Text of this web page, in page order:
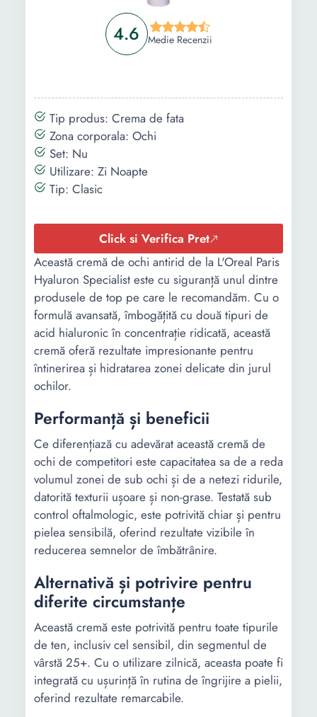
4.6 Medie Recenzii
Tip produs: Crema de fata
Zona corporala: Ochi
Set: Nu
Utilizare: Zi Noapte
Tip: Clasic
Click si Verifica Pret
Această cremă de ochi antirid de la L'Oreal Paris
Hyaluron Specialist este cu siguranță unul dintre
produsele de top pe care le recomandăm. Cu o
formulă avansată, îmbogățită cu două tipuri de
acid hialuronic în concentrație ridicată, această
cremă oferă rezultate impresionante pentru
întinerirea și hidratarea zonei delicate din jurul
ochilor.
Performanță și beneficii
Ce diferențiază cu adevărat această cremă de
ochi de competitori este capacitatea sa de a reda
volumul zonei de sub ochi și de a netezi ridurile,
datorită texturii ușoare și non-grase. Testată sub
control oftalmologic, este potrivită chiar și pentru
pielea sensibilă, oferind rezultate vizibile în
reducerea semnelor de îmbătrânire.
Alternativă și potrivire pentru
diferite circumstanțe
Această cremă este potrivită pentru toate tipurile
de ten, inclusiv cel sensibil, din segmentul de
vârstă 25+. Cu o utilizare zilnică, aceasta poate fi
integrată cu ușurință în rutina de îngrijire a pielii,
oferind rezultate remarcabile.